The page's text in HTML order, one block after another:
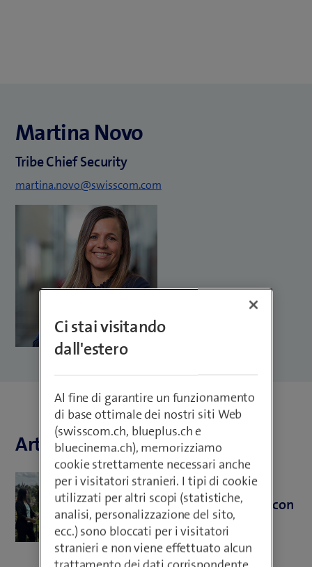
Martina Novo
Tribe Chief Security
martina.novo@swisscom.com
Articoli di Martina Novo
Personal Development
Walk & Talk: Learn and Grow con
Martina Novo
Ci stai visitando
dall'estero
Al fine di garantire un funzionamento
di base ottimale dei nostri siti Web
(swisscom.ch, blueplus.ch e
bluecinema.ch), memorizziamo
cookie strettamente necessari anche
per i visitatori stranieri. I tipi di cookie
utilizzati per altri scopi (statistiche,
analisi, personalizzazione del sito,
ecc.) sono bloccati per i visitatori
stranieri e non viene effettuato alcun